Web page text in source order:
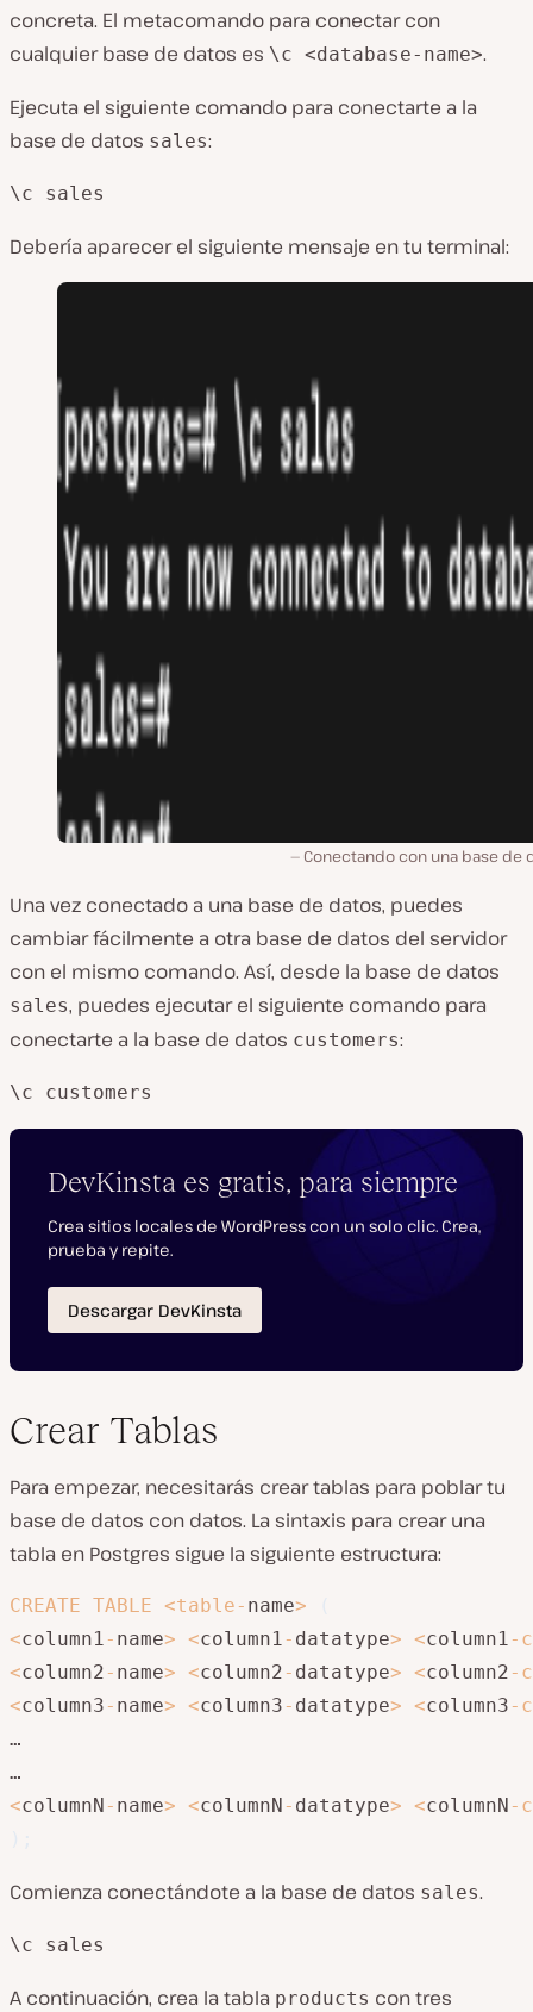
concreta. El metacomando para conectar con
cualquier base de datos es \c <database-name>.
Ejecuta el siguiente comando para conectarte a la
base de datos sales:
\c sales
Debería aparecer el siguiente mensaje en tu terminal:
Conectando con una base de
Una vez conectado a una base de datos, puedes
cambiar fácilmente a otra base de datos del servidor
con el mismo comando. Así, desde la base de datos
sales, puedes ejecutar el siguiente comando para
conectarte a la base de datos customers:
\c customers
Crear Tablas
Para empezar, necesitarás crear tablas para poblar tu
base de datos con datos. La sintaxis para crear una
tabla en Postgres sigue la siguiente estructura:
CREATE TABLE <table- name>
<column1 - name> <column1 - datatype> <column1 -
<column2- name> <column2- datatype> <column2-
<column3- name> <column3- datatype> <column3-
…
<columnN- name> <columnN- datatype> <columnN-
Comienza conectándote a la base de datos sales.
\c sales
A continuación, crea la tabla products con tres